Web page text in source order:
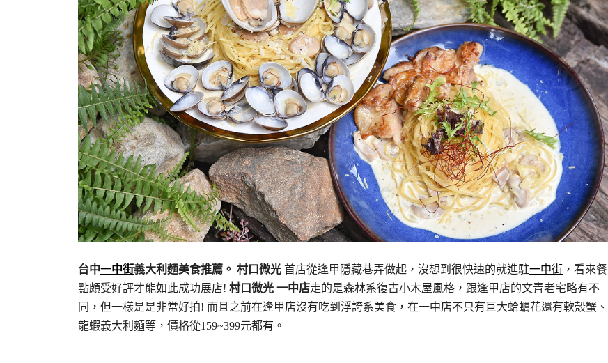
台中一中街義大利麵美食推薦。 村口微光 首店從逢甲隱藏巷弄做起，沒想到很快速的就進駐一中街 ，看來餐
點頗受好評才能如此成功展店! 村口微光 一中店走的是森林系復古小木屋風格，跟逢甲店的文青老宅略有不
同，但一樣是是非常好拍! 而且之前在逢甲店沒有吃到浮誇系美食，在一中店不只有巨大蛤蠣花還有軟殼蟹、
龍蝦義大利麵等，價格從159~399元都有。